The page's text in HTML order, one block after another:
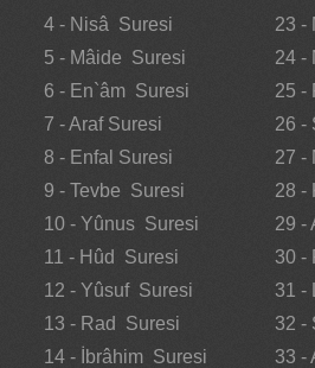
4 - Nisâ Suresi
5 - Mâide Suresi
6 - En`âm Suresi
7 - Araf Suresi
8 - Enfal Suresi
9 - Tevbe Suresi
10 - Yûnus Suresi
11 - Hûd Suresi
12 - Yûsuf Suresi
13 - Rad Suresi
14 - İbrâhim Suresi
23 -
24 -
25 -
26 -
27 -
28 -
29 -
30 -
31 -
32 -
33 -